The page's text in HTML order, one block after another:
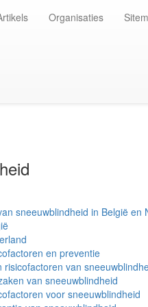
Organisaties
sneeuwblindheid in België en
en preventie
risicofactoren van
van sneeuwblindheid
voor sneeuwblindheid